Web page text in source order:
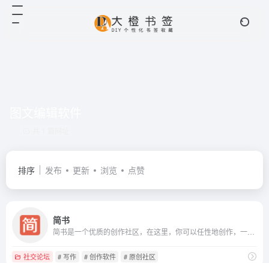
排序 发布 更新 浏览 点赞
简书
社交论坛 # 写作 # 创作软件 # 原创社区